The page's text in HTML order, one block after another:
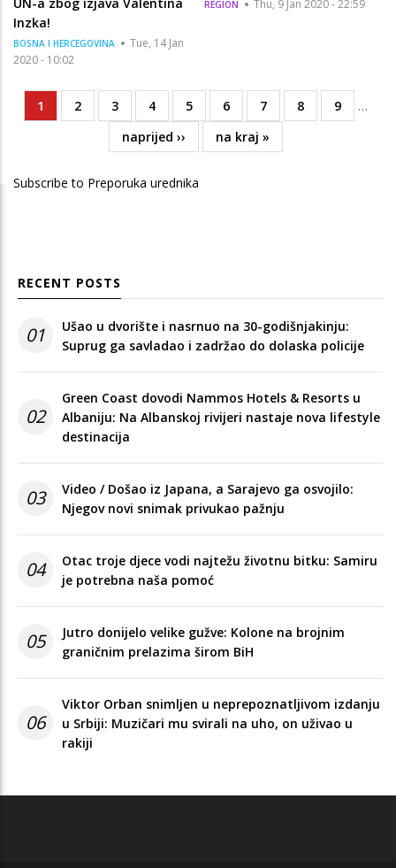
UN-a zbog izjava Valentina
Inzka!
BOSNA I HERCEGOVINA
Tue, 14 Jan
2020 - 10:02
REGION Thu, 9 Jan 2020 - 22:59
Pagination
Current
page
1 Page
2 Page
3 Page
4 Page
5 Page
6 Page
7 Page
8 Page
9
…
Next
page
naprijed ››
Last
page
na kraj »
Subscribe to Preporuka urednika
RECENT POSTS
01
Ušao u dvorište i nasrnuo na 30-godišnjakinju:
Suprug ga savladao i zadržao do dolaska policije
02
Green Coast dovodi Nammos Hotels & Resorts u
Albaniju: Na Albanskoj rivijeri nastaje nova lifestyle
destinacija
03
Video / Došao iz Japana, a Sarajevo ga osvojilo:
Njegov novi snimak privukao pažnju
04
Otac troje djece vodi najtežu životnu bitku: Samiru
je potrebna naša pomoć
05
Jutro donijelo velike gužve: Kolone na brojnim
graničnim prelazima širom BiH
06
Viktor Orban snimljen u neprepoznatljivom izdanju
u Srbiji: Muzičari mu svirali na uho, on uživao u
rakiji